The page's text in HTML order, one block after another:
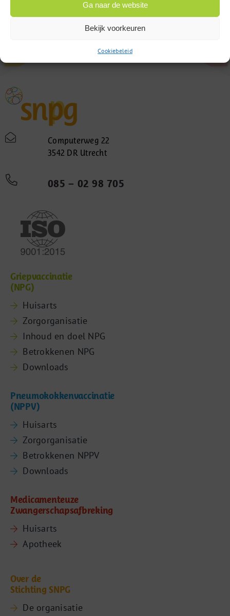
Ga naar de website
Bekijk voorkeuren
Cookiebeleid
Computerweg 22
3542 DR Utrecht
085 – 02 98 705
Griepvaccinatie
(NPG)
Huisarts
Zorgorganisatie
Inhoud en doel NPG
Betrokkenen NPG
Downloads
Pneumokokkenvaccinatie
(NPPV)
Huisarts
Zorgorganisatie
Betrokkenen NPPV
Downloads
Medicamenteuze
Zwangerschapsafbreking
Huisarts
Apotheek
Over de
Stichting SNPG
De organisatie